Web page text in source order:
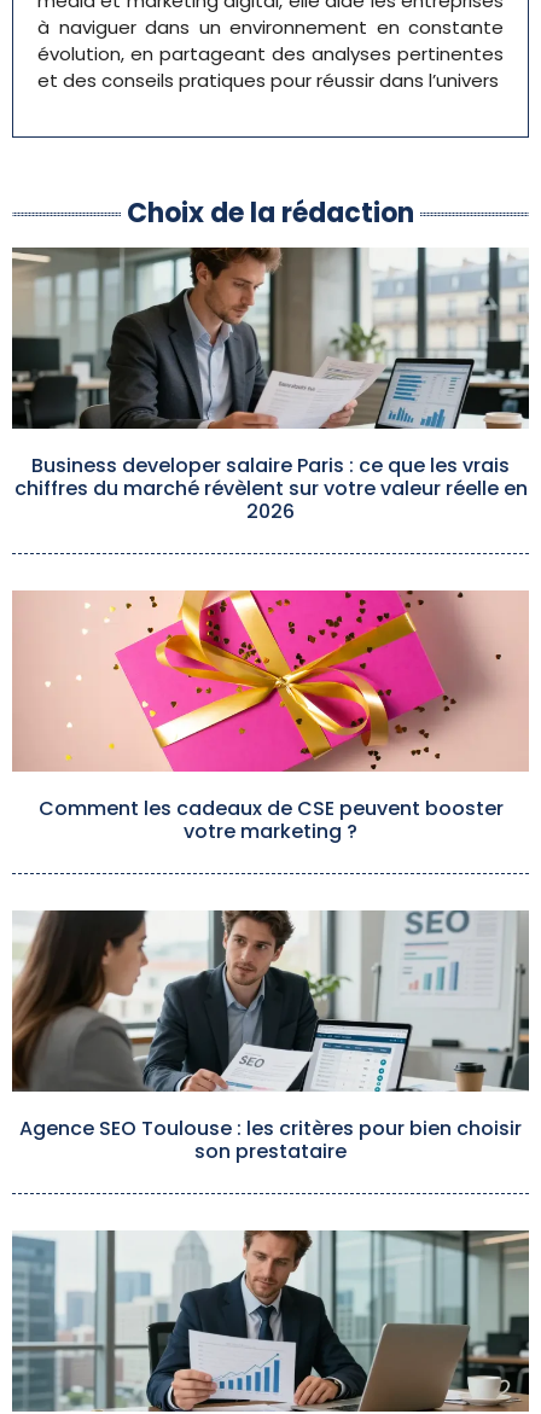
à naviguer dans un environnement en constante
évolution, en partageant des analyses pertinentes
et des conseils pratiques pour réussir dans l’univers
Choix de la rédaction
Business developer salaire Paris : ce que les vrais
chiffres du marché révèlent sur votre valeur réelle en
2026
Comment les cadeaux de CSE peuvent booster
votre marketing ?
Agence SEO Toulouse : les critères pour bien choisir
son prestataire